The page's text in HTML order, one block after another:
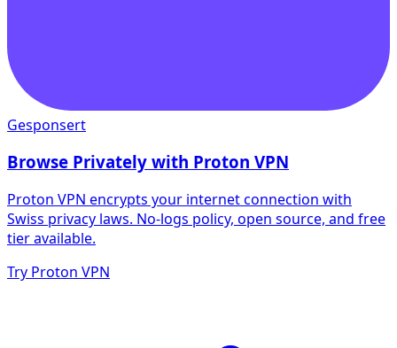
Gesponsert
Browse Privately with Proton VPN
Proton VPN encrypts your internet connection with
Swiss privacy laws. No-logs policy, open source, and free
tier available.
Try Proton VPN